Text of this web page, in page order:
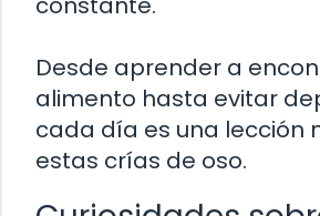
Desde aprender a
alimento hasta evitar
cada día es una lección
estas crías de oso.